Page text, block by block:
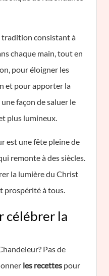
tradition consistant à
chaque main, tout en
pour éloigner les
et pour apporter la
façon de saluer le
plus lumineux.
est une fête pleine de
remonte à des siècles.
la lumière du Christ
prospérité à tous.
célébrer la
Pas de
les recettes pour